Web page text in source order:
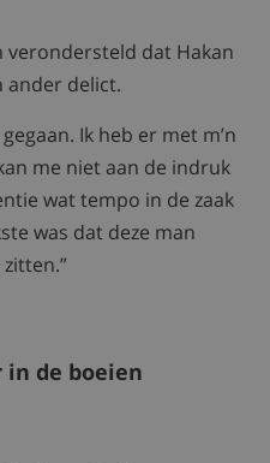
dat Hakan
ander delict.
Ik heb er met m’n
me niet aan de indruk
wat tempo in de zaak
was dat deze man
in de boeien